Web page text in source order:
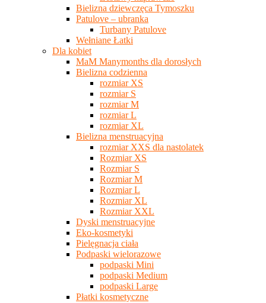
Bielizna dziewczęca Tymoszku
Patulove – ubranka
Turbany Patulove
Wełniane Łatki
Dla kobiet
MaM Manymonths dla dorosłych
Bielizna codzienna
rozmiar XS
rozmiar S
rozmiar M
rozmiar L
rozmiar XL
Bielizna menstruacyjna
rozmiar XXS dla nastolatek
Rozmiar XS
Rozmiar S
Rozmiar M
Rozmiar L
Rozmiar XL
Rozmiar XXL
Dyski menstruacyjne
Eko-kosmetyki
Pielęgnacja ciała
Podpaski wielorazowe
podpaski Mini
podpaski Medium
podpaski Large
Płatki kosmetyczne